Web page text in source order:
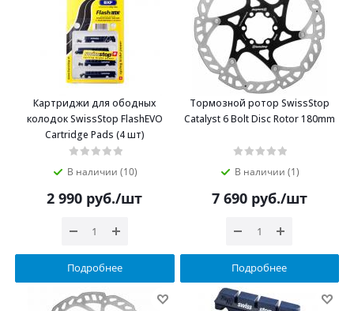
Картриджи для ободных
колодок SwissStop FlashEVO
Cartridge Pads (4 шт)
В наличии (10)
2 990 руб./шт
Подробнее
Тормозной ротор SwissStop
Catalyst 6 Bolt Disc Rotor 180mm
В наличии (1)
7 690руб./шт
Подробнее